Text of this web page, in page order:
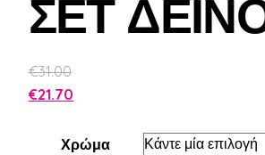
ΣΕΤ
€31.00
€21.70
Χρώμα